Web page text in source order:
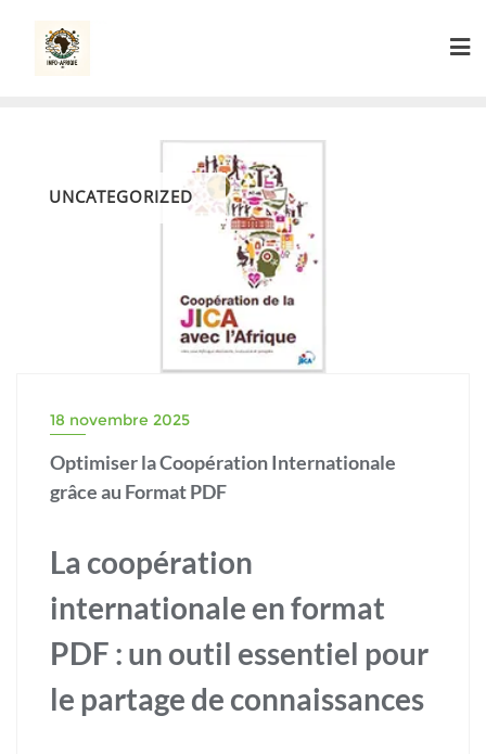
content
UNCATEGORIZED
18 novembre 2025
Optimiser la Coopération Internationale
grâce au Format PDF
La coopération
internationale en format
PDF : un outil essentiel pour
le partage de connaissances